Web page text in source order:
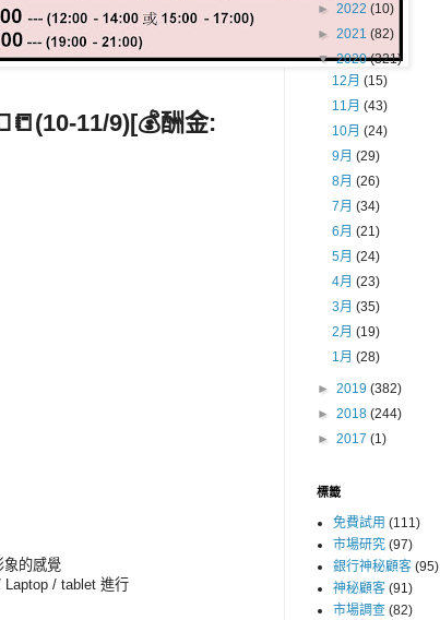
11/9)[💰酬金:
象的感覺
/ tablet 進行
► 2022 (10)
► 2021 (82)
▼2020(321)
12月(15)
11月(43)
10月(24)
9月(29)
8月(26)
7月(34)
6月(21)
5月(24)
4月(23)
3月(35)
2月(19)
1月(28)
► 2019 (382)
► 2018 (244)
► 2017 (1)
標籤
免費試用 (111)
市場研究 (97)
銀行神秘顧客 (95)
神秘顧客 (91)
市場調查 (82)